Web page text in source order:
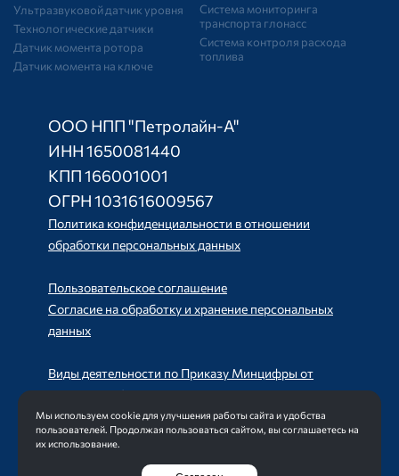
Ультразвуковой датчик уровня
Технологические датчики
Датчик момента ротора
Датчик момента на ключе
Система мониторинга
транспорта глонасс
Система контроля расхода
топлива
ООО НПП "Петролайн-А"
ИНН 1650081440
КПП 166001001
ОГРН 1031616009567
Политика конфиденциальности в отношении
обработки персональных данных
Пользовательское соглашение
Согласие на обработку и хранение персональных
данных
Виды деятельности по Приказу Минцифры от
11.05.2023 №449
Мы используем cookie для улучшения работы сайта и удобства
пользователей. Продолжая пользоваться сайтом, вы соглашаетесь на
их использование.